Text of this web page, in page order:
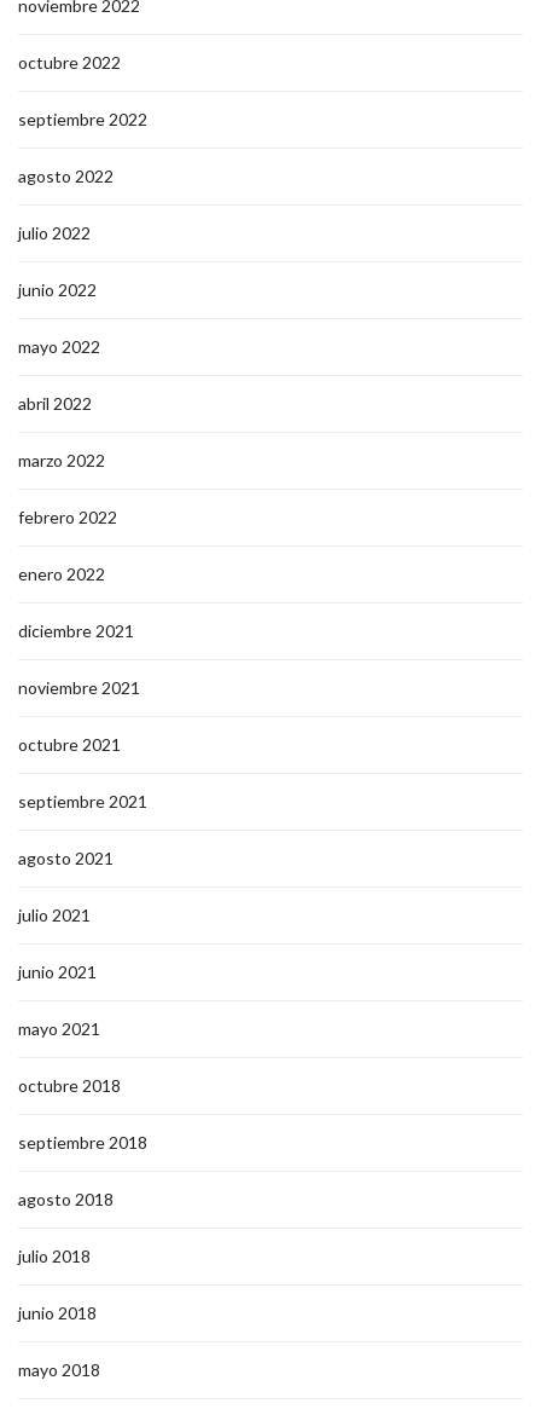
noviembre 2022
octubre 2022
septiembre 2022
agosto 2022
julio 2022
junio 2022
mayo 2022
abril 2022
marzo 2022
febrero 2022
enero 2022
diciembre 2021
noviembre 2021
octubre 2021
septiembre 2021
agosto 2021
julio 2021
junio 2021
mayo 2021
octubre 2018
septiembre 2018
agosto 2018
julio 2018
junio 2018
mayo 2018